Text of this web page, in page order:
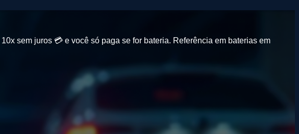
10x sem juros 💳 e você só paga se for bateria. Referência em baterias em